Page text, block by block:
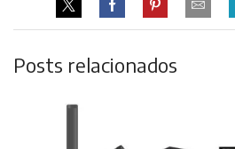
Posts relacionados